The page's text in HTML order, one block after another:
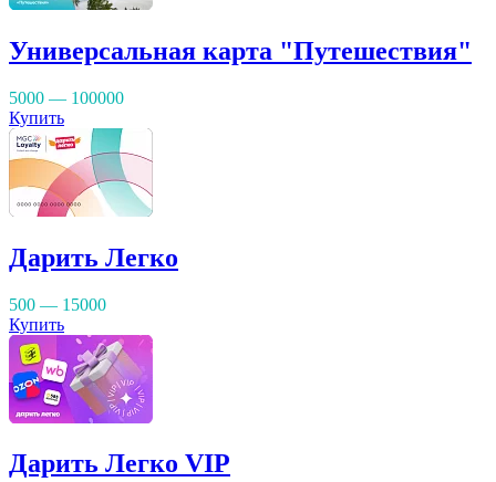
Универсальная карта "Путешествия"
5000 — 100000
Купить
Дарить Легко
500 — 15000
Купить
Дарить Легко VIP